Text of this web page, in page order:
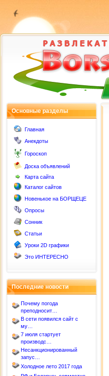
Основные разделы
Главная
Анекдоты
Гороскоп
Доска объявлений
Карта сайта
Каталог сайтов
Новенькое на БОРЩЕЦЕ
Опросы
Сонник
Статьи
Уроки 2D графики
Это ИНТЕРЕСНО
Последние новости
Почему погода
преподносит…
В сети появился сайт с
му…
7 июля стартует
производс…
Несанкционированный
запус…
Холодное лето 2017 года